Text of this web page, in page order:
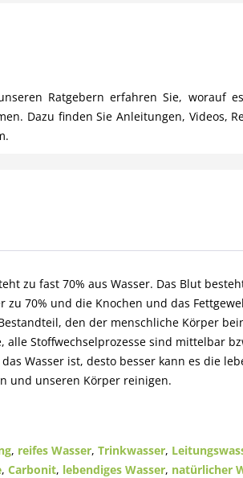
Ratgebern erfahren Sie, worauf
Dazu finden Sie Anleitungen, Videos,
zu fast 70% aus Wasser. Das Blut
zu 70% und die Knochen und das
den der menschliche Körper
alle Stoffwechselprozesse sind mittelbar
Wasser ist, desto besser kann es die
und unseren Körper reinigen.
, reifes Wasser, Trinkwasser,
, Carbonit, lebendiges Wasser, natürlicher